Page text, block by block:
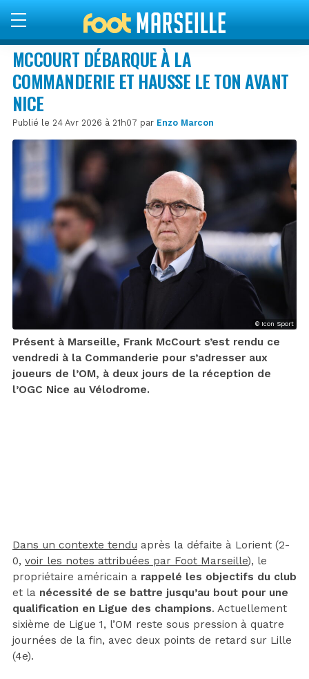
MCCOURT DÉBARQUE À LA
COMMANDERIE ET HAUSSE LE TON AVANT
NICE
Publié le 24 Avr 2026 à 21h07 par Enzo Marcon
© Icon Sport
Présent à Marseille, Frank McCourt s’est rendu ce
vendredi à la Commanderie pour s’adresser aux
joueurs de l’OM, à deux jours de la réception de
l’OGC Nice au Vélodrome.
Dans un contexte tendu après la défaite à Lorient (2-
0, voir les notes attribuées par Foot Marseille), le
propriétaire américain a rappelé les objectifs du club
et la nécessité de se battre jusqu’au bout pour une
qualification en Ligue des champions. Actuellement
sixième de Ligue 1, l’OM reste sous pression à quatre
journées de la fin, avec deux points de retard sur Lille
(4e).